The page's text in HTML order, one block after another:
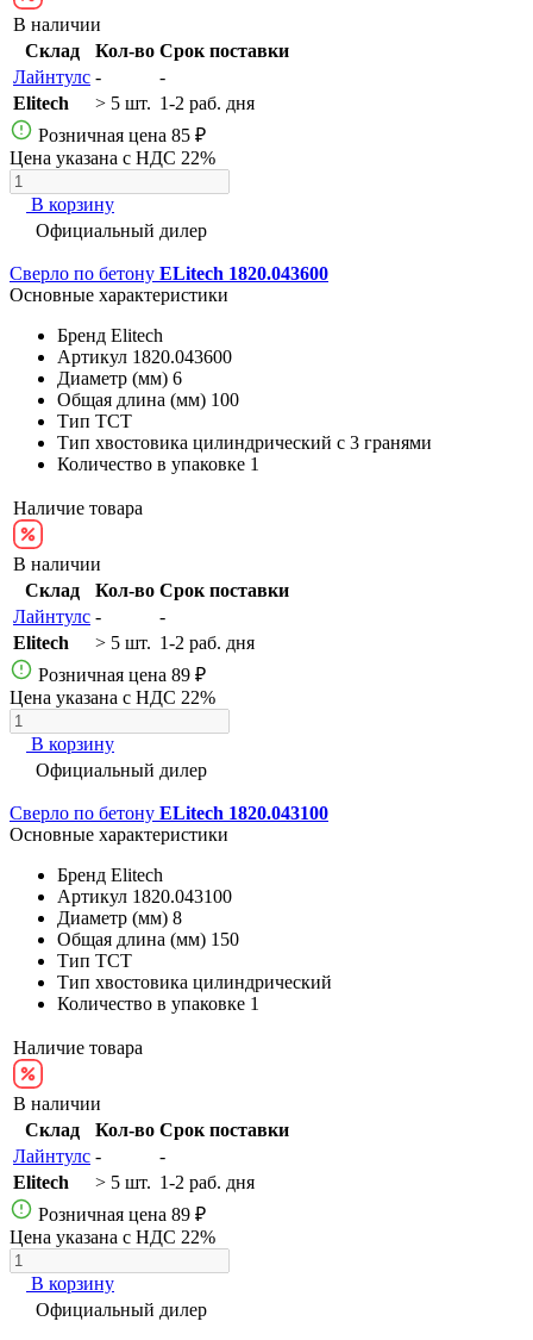
В наличии
Склад
Кол-во Срок поставки
Лайнтулс -
-
Elitech
> 5 шт. 1-2 раб. дня
Розничная цена 85 ₽
Цена указана с НДС 22%
В корзину
Официальный дилер
Сверло по бетону ELitech 1820.043600
Основные характеристики
Бренд Elitech
Артикул 1820.043600
Диаметр (мм) 6
Общая длина (мм) 100
Тип ТСТ
Тип хвостовика цилиндрический с 3 гранями
Количество в упаковке 1
Наличие товара
В наличии
Склад
Кол-во Срок поставки
Лайнтулс -
-
Elitech
> 5 шт. 1-2 раб. дня
Розничная цена 89 ₽
Цена указана с НДС 22%
В корзину
Официальный дилер
Сверло по бетону ELitech 1820.043100
Основные характеристики
Бренд Elitech
Артикул 1820.043100
Диаметр (мм) 8
Общая длина (мм) 150
Тип ТСТ
Тип хвостовика цилиндрический
Количество в упаковке 1
Наличие товара
В наличии
Склад
Кол-во Срок поставки
Лайнтулс -
-
Elitech
> 5 шт. 1-2 раб. дня
Розничная цена 89 ₽
Цена указана с НДС 22%
В корзину
Официальный дилер